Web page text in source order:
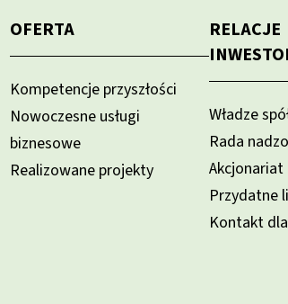
OFERTA
Kompetencje przyszłości
Nowoczesne usługi
biznesowe
Realizowane projekty
RELACJE
Władze
Rada
Akcjonariat
Przydatne
Kontakt